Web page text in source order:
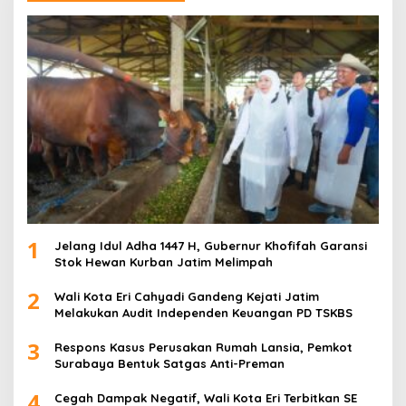
1
Jelang Idul Adha 1447 H, Gubernur Khofifah Garansi
Stok Hewan Kurban Jatim Melimpah
2
Wali Kota Eri Cahyadi Gandeng Kejati Jatim
Melakukan Audit Independen Keuangan PD TSKBS
3
Respons Kasus Perusakan Rumah Lansia, Pemkot
Surabaya Bentuk Satgas Anti-Preman
Cegah Dampak Negatif, Wali Kota Eri Terbitkan SE